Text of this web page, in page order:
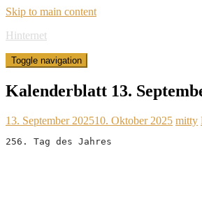
Skip to main content
Hinternet
Toggle navigation
Kalenderblatt 13.
13. September 202510. Oktober 2025 mitty
256. Tag des Jahres